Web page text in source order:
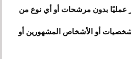
عمليًا بدون مرشحات أو أي نوع من
أو الأشخاص المشهورين أو